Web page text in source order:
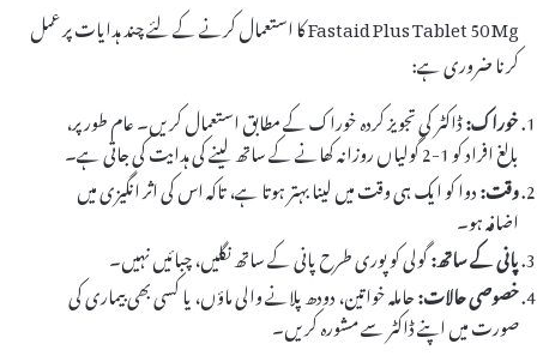
Fastaid Plus Tablet 50 Mg کا استعمال کرنے کے لئے چند ہدایات پر عمل
کرنا ضروری ہے:
خوراک:ڈاکٹر کی تجویز کردہ خوراک کے مطابق استعمال کریں۔ عام طور پر،
بالغ افراد کو 1-2 گولیاں روزانہ کھانے کے ساتھ لینے کی ہدایت کی جاتی ہے۔
وقت:دوا کو ایک ہی وقت میں لینا بہتر ہوتا ہے، تاکہ اس کی اثر انگیزی میں
اضافہ ہو۔
پانی کے ساتھ:گولی کو پوری طرح پانی کے ساتھ نگلیں، چبائیں نہیں۔
خصوصی حالات:حاملہ خواتین، دودھ پلانے والی ماؤں، یا کسی بھی بیماری کی
صورت میں اپنے ڈاکٹر سے مشورہ کریں۔